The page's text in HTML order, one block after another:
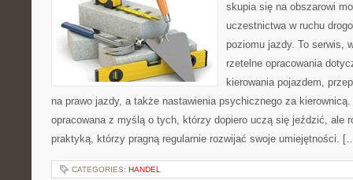
skupia się na obszarowi
uczestnictwa w ruchu
poziomu jazdy. To serwis,
rzetelne opracowania
kierowania pojazdem,
na prawo jazdy, a także nastawienia psychicznego za kierownicą.
opracowana z myślą o tych, którzy dopiero uczą się jeździć, ale
praktyką, którzy pragną regularnie rozwijać swoje umiejętności.
CATEGORIES: HANDEL